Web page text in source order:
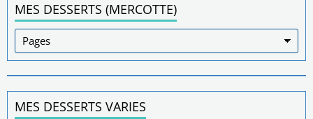
MES DESSERTS (MERCOTTE)
MES DESSERTS VARIES